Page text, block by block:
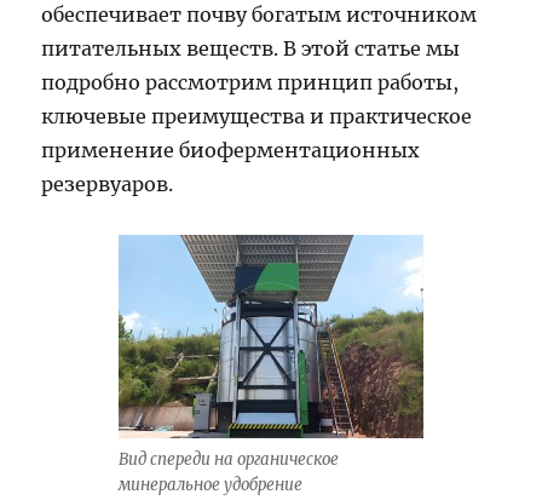
обеспечивает почву богатым источником
питательных веществ. В этой статье мы
подробно рассмотрим принцип работы,
ключевые преимущества и практическое
применение биоферментационных
резервуаров.
Вид спереди на органическое
минеральное удобрение